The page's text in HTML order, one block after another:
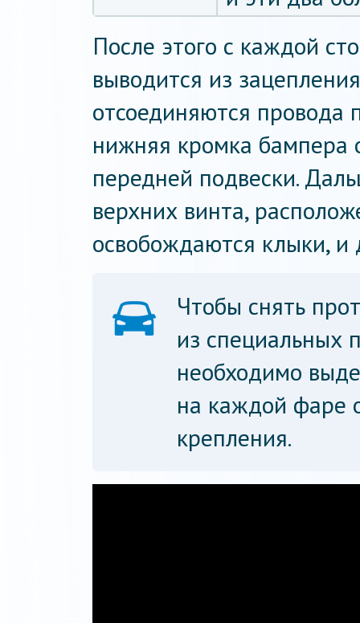
После этого с каждой
выводится из
отсоединяются провода
нижняя кромка бампера
передней подвески.
верхних винта,
освобождаются клыки, и
Чтобы снять
из специальных
необходимо
на каждой фаре
крепления.